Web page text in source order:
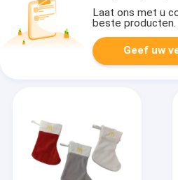
Laat ons met u
beste producten.
Geef uw